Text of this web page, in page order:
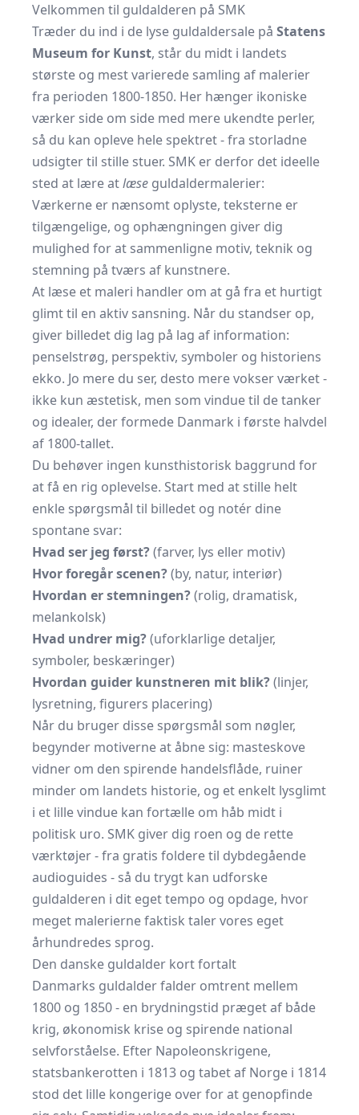
Velkommen til guldalderen på SMK
Træder du ind i de lyse guldaldersale på Statens
Museum for Kunst, står du midt i landets
største og mest varierede samling af malerier
fra perioden 1800-1850. Her hænger ikoniske
værker side om side med mere ukendte perler,
så du kan opleve hele spektret - fra storladne
udsigter til stille stuer. SMK er derfor det ideelle
sted at lære atlæse guldaldermalerier:
Værkerne er nænsomt oplyste, teksterne er
tilgængelige, og ophængningen giver dig
mulighed for at sammenligne motiv, teknik og
stemning på tværs af kunstnere.
At læse et maleri handler om at gå fra et hurtigt
glimt til en aktiv sansning. Når du standser op,
giver billedet dig lag på lag af information:
penselstrøg, perspektiv, symboler og historiens
ekko. Jo mere du ser, desto mere vokser værket -
ikke kun æstetisk, men som vindue til de tanker
og idealer, der formede Danmark i første halvdel
af 1800-tallet.
Du behøver ingen kunsthistorisk baggrund for
at få en rig oplevelse. Start med at stille helt
enkle spørgsmål til billedet og notér dine
spontane svar:
Hvad ser jeg først?(farver, lys eller motiv)
Hvor foregår scenen?(by, natur, interiør)
Hvordan er stemningen?(rolig, dramatisk,
melankolsk)
Hvad undrer mig?(uforklarlige detaljer,
symboler, beskæringer)
Hvordan guider kunstneren mit blik?(linjer,
lysretning, figurers placering)
Når du bruger disse spørgsmål som nøgler,
begynder motiverne at åbne sig: masteskove
vidner om den spirende handelsflåde, ruiner
minder om landets historie, og et enkelt lysglimt
i et lille vindue kan fortælle om håb midt i
politisk uro. SMK giver dig roen og de rette
værktøjer - fra gratis foldere til dybdegående
audioguides - så du trygt kan udforske
guldalderen i dit eget tempo og opdage, hvor
meget malerierne faktisk taler vores eget
århundredes sprog.
Den danske guldalder kort fortalt
Danmarks guldalder falder omtrent mellem
1800 og 1850 - en brydningstid præget af både
krig, økonomisk krise og spirende national
selvforståelse. Efter Napoleonskrigene,
statsbankerotten i 1813 og tabet af Norge i 1814
stod det lille kongerige over for at genopfinde